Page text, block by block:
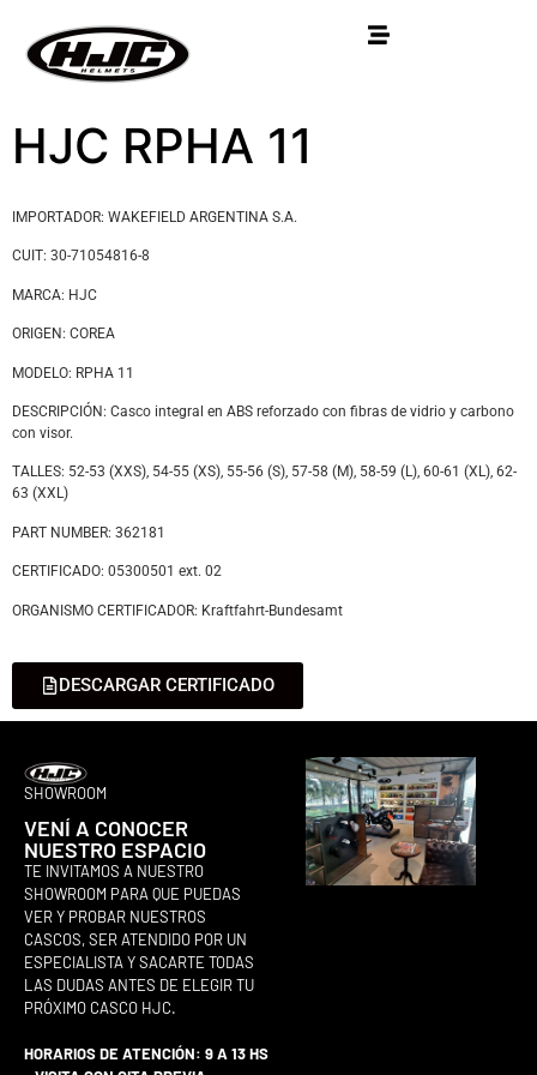
HJC RPHA 11
IMPORTADOR: WAKEFIELD ARGENTINA S.A.
CUIT: 30-71054816-8
MARCA: HJC
ORIGEN: COREA
MODELO: RPHA 11
DESCRIPCIÓN: Casco integral en ABS reforzado con fibras de vidrio y carbono
con visor.
TALLES: 52-53 (XXS), 54-55 (XS), 55-56 (S), 57-58 (M), 58-59 (L), 60-61 (XL), 62-
63 (XXL)
PART NUMBER: 362181
CERTIFICADO: 05300501 ext. 02
ORGANISMO CERTIFICADOR: Kraftfahrt-Bundesamt
DESCARGAR CERTIFICADO
SHOWROOM
VENÍ A CONOCER
NUESTRO ESPACIO
TE INVITAMOS A NUESTRO
SHOWROOM PARA QUE PUEDAS
VER Y PROBAR NUESTROS
CASCOS, SER ATENDIDO POR UN
ESPECIALISTA Y SACARTE TODAS
LAS DUDAS ANTES DE ELEGIR TU
PRÓXIMO CASCO HJC.
HORARIOS DE ATENCIÓN: 9 A 13 HS